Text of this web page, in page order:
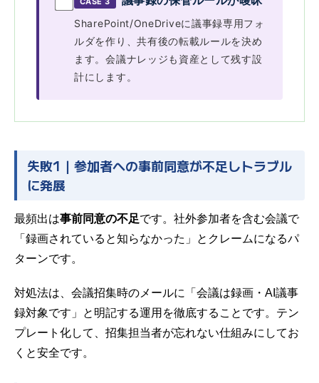
SharePoint/OneDriveに議事録専用フォ
ルダを作り、共有後の転載ルールを決め
ます。会議ナレッジも資産として残す設
計にします。
失敗1｜参加者への事前同意が不足しトラブル
に発展
最頻出は事前同意の不足です。社外参加者を含む会議で
「録画されていると知らなかった」とクレームになるパ
ターンです。
対処法は、会議招集時のメールに「会議は録画・AI議事
録対象です」と明記する運用を徹底することです。テン
プレート化して、招集担当者が忘れない仕組みにしてお
くと安全です。